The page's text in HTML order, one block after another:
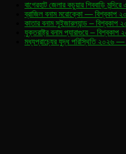
বাগেরহাট জেলার কচুয়ার শিববাড়ি
ব্রাজিল বনাম মরোক্কো — বিশ্বকাপ
কাতার বনাম সুইজারল্যান্ড – বিশ্বকাপ
যুক্তরাষ্ট্র বনাম প্যারাগুয়ে – বিশ্বকাপ
মধ্যপ্রাচ্যের যুদ্ধ পরিস্থিতি ২০২৬ —